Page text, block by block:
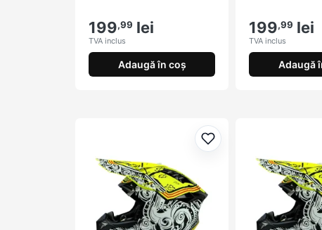
199,99 lei
TVA inclus
Adaugă în coș
199,99 lei
TVA inclus
Adaugă
Adaugă la favorite